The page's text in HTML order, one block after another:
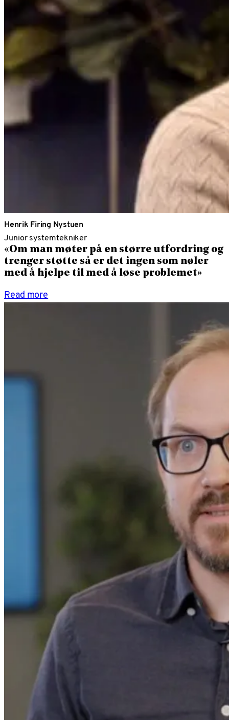
Henrik Firing Nystuen
Junior systemtekniker
«Om man møter på en større utfordring og
trenger støtte så er det ingen som nøler
med å hjelpe til med å løse problemet»
Read more